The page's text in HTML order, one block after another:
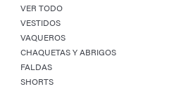
VER TODO
VESTIDOS
VAQUEROS
CHAQUETAS Y ABRIGOS
FALDAS
SHORTS